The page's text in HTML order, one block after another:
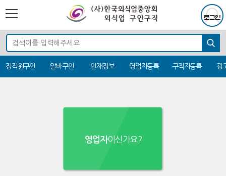
정직원구인 알바구인 인재정보 영업자등록 구직자등록 광
영업자이신가요?